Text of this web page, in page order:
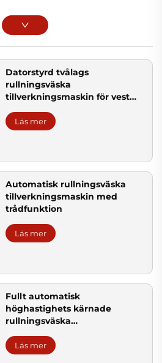
Datorstyrd tvålags
rullningsväska
tillverkningsmaskin för vest
Läs mer
Automatisk rullningsväska
tillverkningsmaskin med
trådfunktion
Läs mer
Fullt automatisk
höghastighets kärnade
rullningsväska
Läs mer